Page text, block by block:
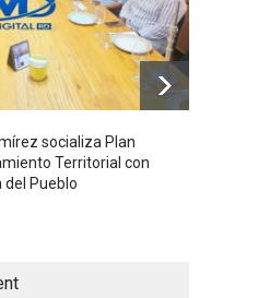
socializa Plan
Territorial con
del Pueblo